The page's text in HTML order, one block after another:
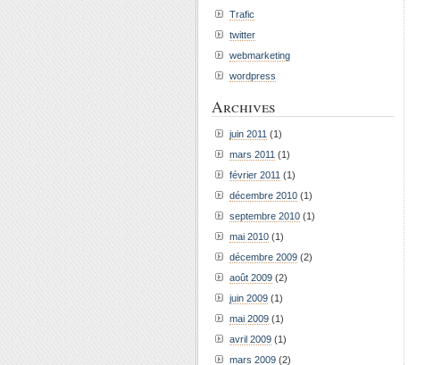
Trafic
twitter
webmarketing
wordpress
Archives
juin 2011 (1)
mars 2011 (1)
février 2011 (1)
décembre 2010 (1)
septembre 2010 (1)
mai 2010 (1)
décembre 2009 (2)
août 2009 (2)
juin 2009 (1)
mai 2009 (1)
avril 2009 (1)
mars 2009 (2)